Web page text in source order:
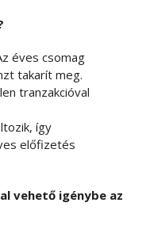
éves csomag
takarít meg.
tranzakcióval
így
előfizetés
vehető igénybe az